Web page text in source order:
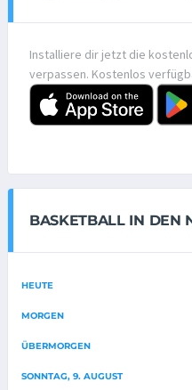
Installiere dir jetzt die
verpassen. Kostenlos
BASKETBALL IN DEN
HEUTE
MORGEN
ÜBERMORGEN
SONNTAG, 9. AUGUST